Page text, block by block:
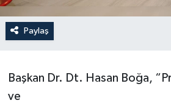
Paylaş
Başkan Dr. Dt. Hasan Boğa,
ve